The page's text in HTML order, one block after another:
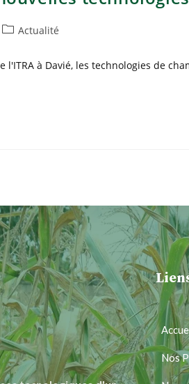
Actualité
l'ITRA à Davié, les technologies de
Nos